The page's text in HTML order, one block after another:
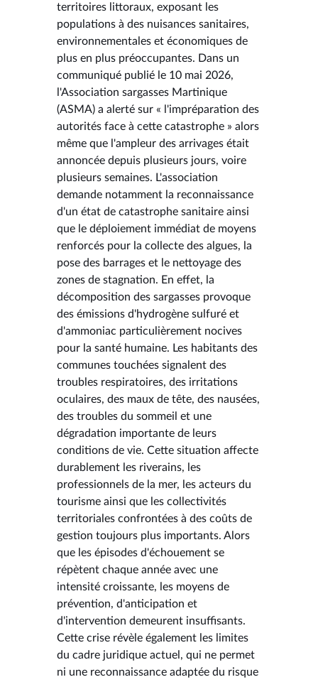
territoires littoraux, exposant les
populations à des nuisances sanitaires,
environnementales et économiques de
plus en plus préoccupantes. Dans un
communiqué publié le 10 mai 2026,
l'Association sargasses Martinique
(ASMA) a alerté sur « l'impréparation des
autorités face à cette catastrophe » alors
même que l'ampleur des arrivages était
annoncée depuis plusieurs jours, voire
plusieurs semaines. L'association
demande notamment la reconnaissance
d'un état de catastrophe sanitaire ainsi
que le déploiement immédiat de moyens
renforcés pour la collecte des algues, la
pose des barrages et le nettoyage des
zones de stagnation. En effet, la
décomposition des sargasses provoque
des émissions d'hydrogène sulfuré et
d'ammoniac particulièrement nocives
pour la santé humaine. Les habitants des
communes touchées signalent des
troubles respiratoires, des irritations
oculaires, des maux de tête, des nausées,
des troubles du sommeil et une
dégradation importante de leurs
conditions de vie. Cette situation affecte
durablement les riverains, les
professionnels de la mer, les acteurs du
tourisme ainsi que les collectivités
territoriales confrontées à des coûts de
gestion toujours plus importants. Alors
que les épisodes d'échouement se
répètent chaque année avec une
intensité croissante, les moyens de
prévention, d'anticipation et
d'intervention demeurent insuffisants.
Cette crise révèle également les limites
du cadre juridique actuel, qui ne permet
ni une reconnaissance adaptée du risque